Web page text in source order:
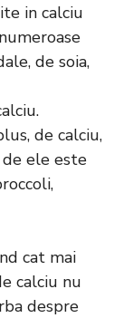
in calciu
de soia,
de calciu,
ele este
cat mai
calciu nu
despre